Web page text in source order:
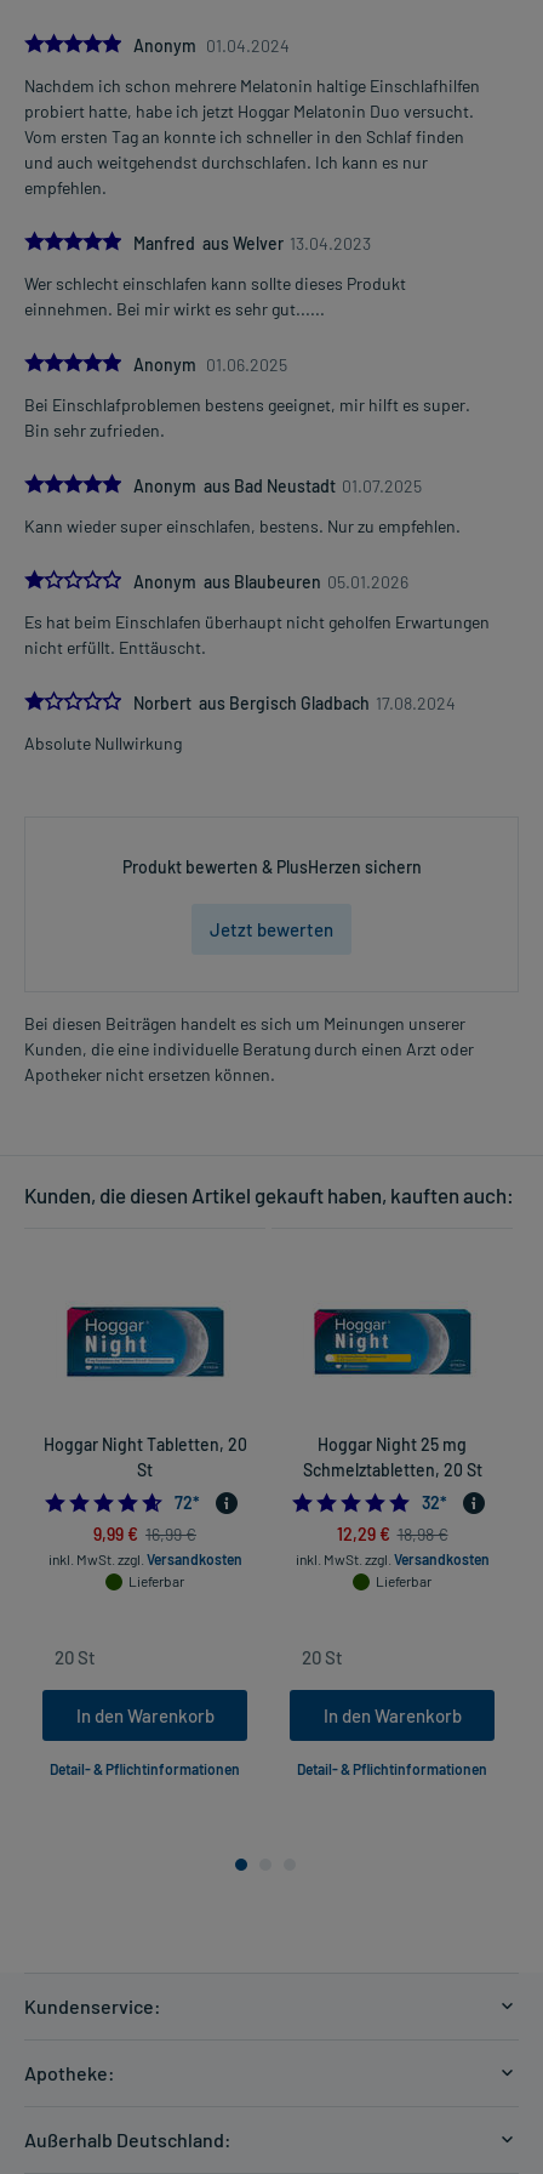
5.0Anonym 01.04.2024
Nachdem ich schon mehrere Melatonin haltige Einschlafhilfen
probiert hatte, habe ich jetzt Hoggar Melatonin Duo versucht.
Vom ersten Tag an konnte ich schneller in den Schlaf finden
und auch weitgehendst durchschlafen. Ich kann es nur
empfehlen.
5.0
Manfred aus Welver 13.04.2023
Wer schlecht einschlafen kann sollte dieses Produkt
einnehmen. Bei mir wirkt es sehr gut......
5.0Anonym 01.06.2025
Bei Einschlafproblemen bestens geeignet, mir hilft es super.
Bin sehr zufrieden.
5.0Anonym aus Bad Neustadt 01.07.2025
Kann wieder super einschlafen, bestens. Nur zu empfehlen.
1.0Anonym aus Blaubeuren 05.01.2026
Es hat beim Einschlafen überhaupt nicht geholfen Erwartungen
nicht erfüllt. Enttäuscht.
1.0Norbert aus Bergisch Gladbach 17.08.2024
Absolute Nullwirkung
Produkt bewerten & PlusHerzen sichern
Jetzt bewerten
Bei diesen Beiträgen handelt es sich um Meinungen unserer
Kunden, die eine individuelle Beratung durch einen Arzt oder
Apotheker nicht ersetzen können.
Kunden, die diesen Artikel gekauft haben, kauften auch:
Hoggar Night Tabletten, 20
St
4.611111111111111
72*
9,99 € 16,99 €
inkl. MwSt. zzgl. Versandkosten
Lieferbar
In den Warenkorb
Detail- & Pflichtinformationen
Hoggar Night 25 mg
Schmelztabletten, 20 St
4.875
32*
12,29 € 18,98 €
inkl. MwSt. zzgl. Versandkosten
Lieferbar
In den Warenkorb
Detail- & Pflichtinformationen
Kundenservice:
Apotheke:
Außerhalb Deutschland: